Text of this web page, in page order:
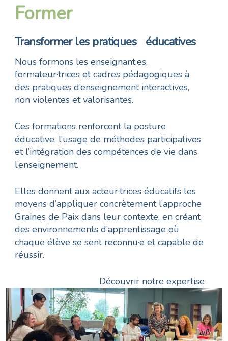
Former
Transformer les pratiques éducatives
Nous formons les enseignant·es,
formateur·trices et cadres pédagogiques à
des pratiques d’enseignement interactives,
non violentes et valorisantes.
Ces formations renforcent la posture
éducative, l’usage de méthodes participatives
et l’intégration des compétences de vie dans
l’enseignement.
Elles donnent aux acteur·trices éducatifs les
moyens d’appliquer concrètement l’approche
Graines de Paix dans leur contexte, en créant
des environnements d’apprentissage où
chaque élève se sent reconnu·e et capable de
réussir.
Découvrir notre expertise